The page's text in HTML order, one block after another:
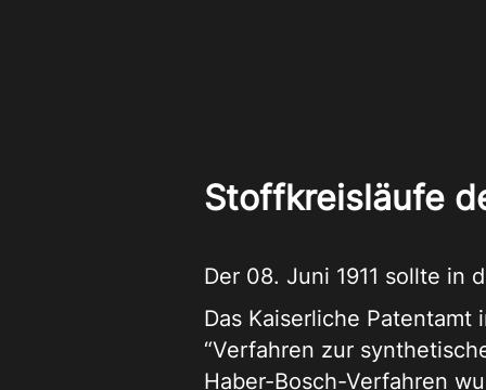
Stoffkreisläufe
Der 08. Juni 1911 sollte in
Das Kaiserliche
“Verfahren zur
Haber-Bosch-Verfahren